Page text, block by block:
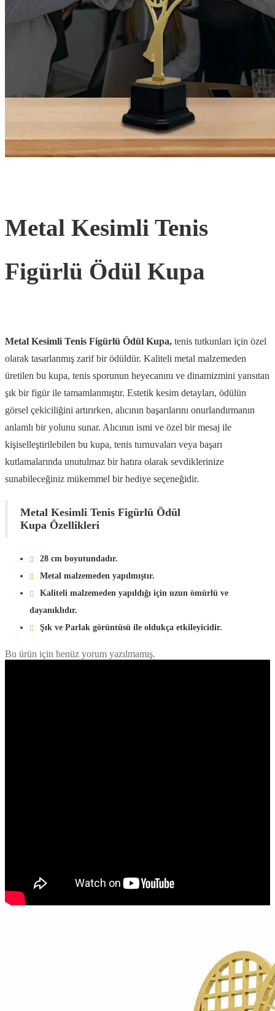
Metal Kesimli Tenis
Figürlü Ödül Kupa
Metal Kesimli Tenis Figürlü Ödül Kupa, tenis tutkunları için özel
olarak tasarlanmış zarif bir ödüldür. Kaliteli metal malzemeden
üretilen bu kupa, tenis sporunun heyecanını ve dinamizmini yansıtan
şık bir figür ile tamamlanmıştır. Estetik kesim detayları, ödülün
görsel çekiciliğini artırırken, alıcının başarılarını onurlandırmanın
anlamlı bir yolunu sunar. Alıcının ismi ve özel bir mesaj ile
kişiselleştirilebilen bu kupa, tenis turnuvaları veya başarı
kutlamalarında unutulmaz bir hatıra olarak sevdiklerinize
sunabileceğiniz mükemmel bir hediye seçeneğidir.
Metal Kesimli Tenis Figürlü Ödül
Kupa Özellikleri
28 cm boyutundadır.
Metal malzemeden yapılmıştır.
Kaliteli malzemeden yapıldığı için uzun ömürlü ve
dayanıklıdır.
Şık ve Parlak görüntüsü ile oldukça etkileyicidir.
Bu ürün için henüz yorum yazılmamış.